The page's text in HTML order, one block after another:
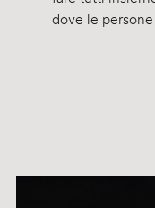
dove le